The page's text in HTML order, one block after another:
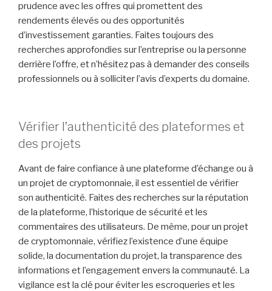
prudence avec les offres qui promettent des
rendements élevés ou des opportunités
d’investissement garanties. Faites toujours des
recherches approfondies sur l’entreprise ou la personne
derrière l’offre, et n’hésitez pas à demander des conseils
professionnels ou à solliciter l’avis d’experts du domaine.
Vérifier l’authenticité des plateformes et
des projets
Avant de faire confiance à une plateforme d’échange ou à
un projet de cryptomonnaie, il est essentiel de vérifier
son authenticité. Faites des recherches sur la réputation
de la plateforme, l’historique de sécurité et les
commentaires des utilisateurs. De même, pour un projet
de cryptomonnaie, vérifiez l’existence d’une équipe
solide, la documentation du projet, la transparence des
informations et l’engagement envers la communauté. La
vigilance est la clé pour éviter les escroqueries et les